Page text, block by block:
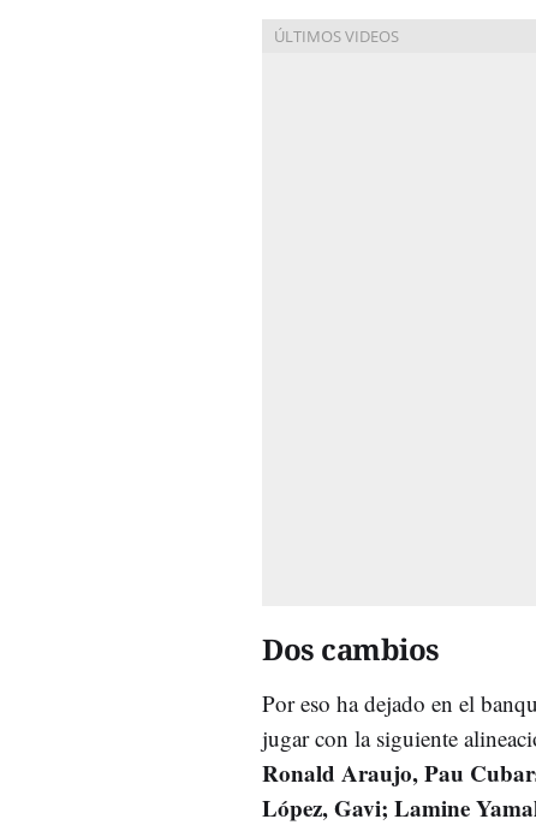
Dos cambios
Por eso ha dejado en el
jugar con la siguiente
Ronald Araujo, Pau
López, Gavi; Lamine